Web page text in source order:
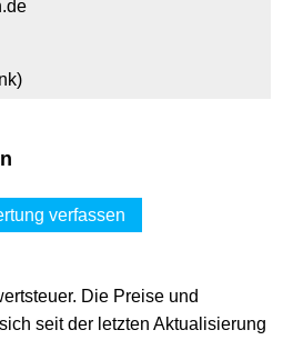
verfassen
Die Preise und
seit der letzten Aktualisierung